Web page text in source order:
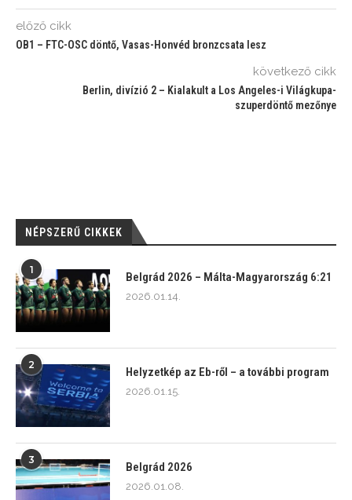
előző cikk
OB1 – FTC-OSC döntő, Vasas-Honvéd bronzcsata lesz
következő cikk
Berlin, divízió 2 – Kialakult a Los Angeles-i Világkupa-
szuperdöntő mezőnye
NÉPSZERŰ CIKKEK
1
Belgrád 2026 – Málta-Magyarország 6:21
2026.01.14.
2
Helyzetkép az Eb-ről – a további program
2026.01.15.
3
Belgrád 2026
2026.01.08.